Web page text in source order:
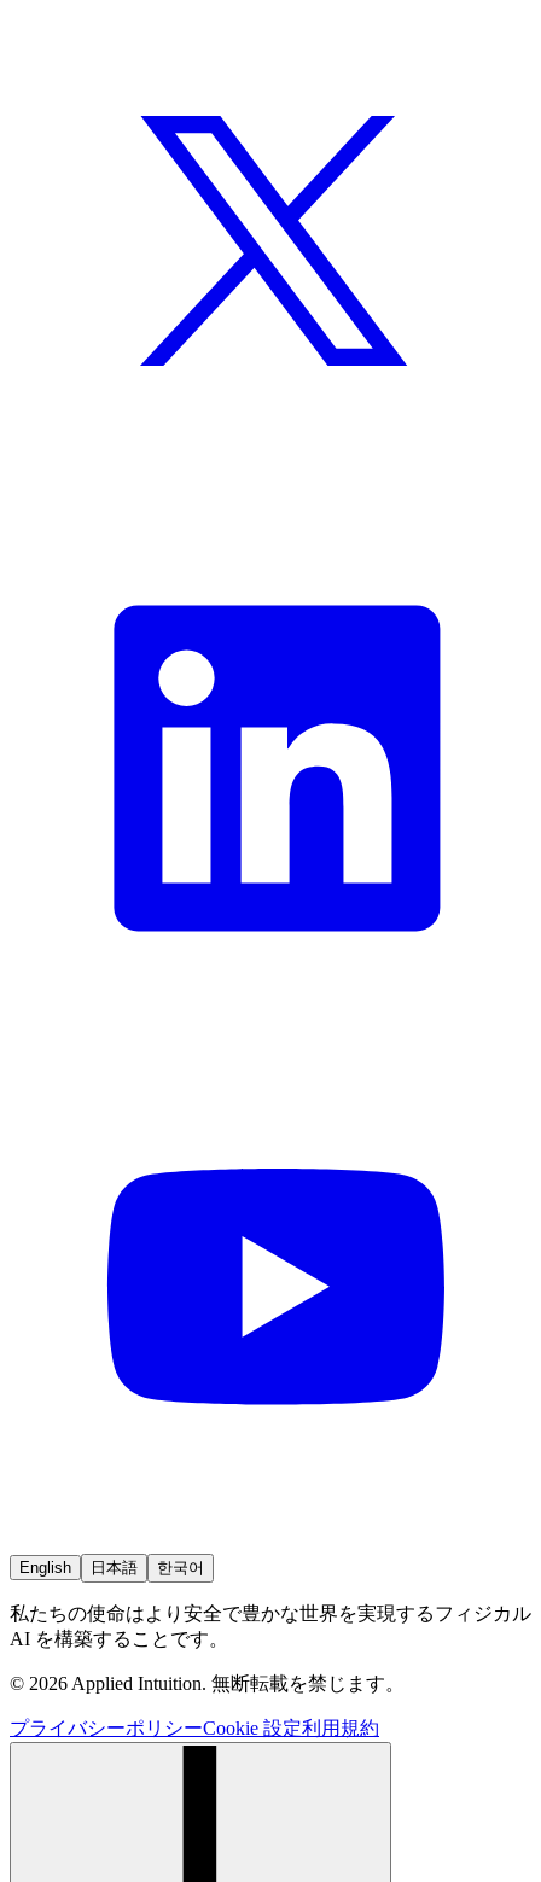
English 日本語 한국어
私たちの使命はより安全で豊かな世界を実現するフィジカル
AI を構築することです。
© 2026 Applied Intuition. 無断転載を禁じます。
プライバシーポリシーCookie 設定利用規約